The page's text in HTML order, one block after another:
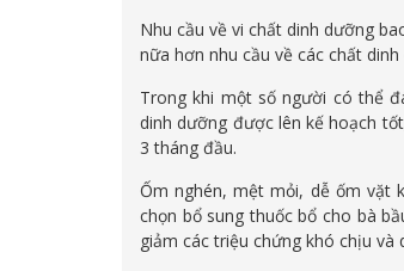
Nhu cầu về vi chất dinh dưỡng
nữa hơn nhu cầu về các chất
Trong khi một số người có thể
dinh dưỡng được lên kế hoạch
3 tháng đầu.
Ốm nghén, mệt mỏi, dễ ốm vặt
chọn bổ sung thuốc bổ cho bà
giảm các triệu chứng khó chịu